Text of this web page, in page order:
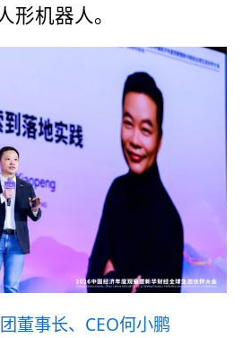
形机器人。
董事长、CEO何小鹏